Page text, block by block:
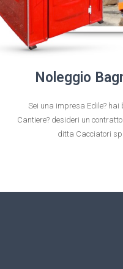
Noleggio
Sei una impresa Edile?
Cantiere? desideri un
ditta Cacciatori